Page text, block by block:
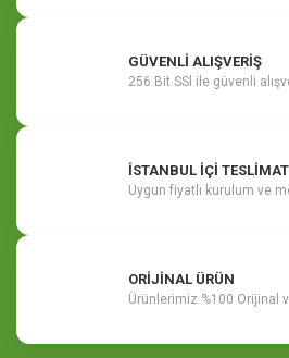
GÜVENLİ ALIŞVERİŞ
256 Bit SSl ile güvenli
İSTANBUL İÇİ TESLİMAT
Uygun fiyatlı kurulum ve
ORİJİNAL ÜRÜN
Ürünlerimiz %100 Orijinal